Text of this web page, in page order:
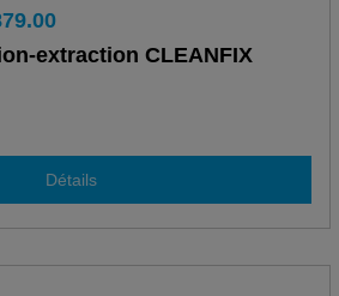
extraction CLEANFIX
Détails